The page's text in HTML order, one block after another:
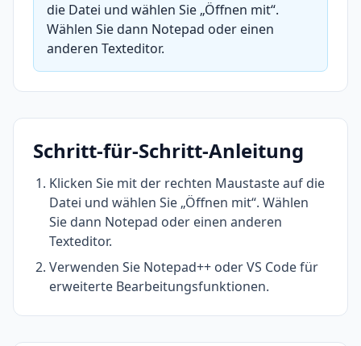
die Datei und wählen Sie „Öffnen mit“.
Wählen Sie dann Notepad oder einen
anderen Texteditor.
Schritt-für-Schritt-Anleitung
Klicken Sie mit der rechten Maustaste auf die
Datei und wählen Sie „Öffnen mit“. Wählen
Sie dann Notepad oder einen anderen
Texteditor.
Verwenden Sie Notepad++ oder VS Code für
erweiterte Bearbeitungsfunktionen.